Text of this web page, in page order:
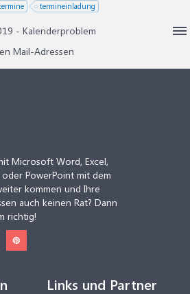
termineinladung
- Kalenderproblem
Mail-Adressen
Microsoft Word, Excel,
PowerPoint mit dem
kommen und Ihre
auch keinen Rat? Dann
richtig!
Links und Partner